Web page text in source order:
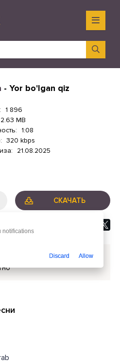
- Yor bo'lgan qiz
1 896
2.63 MB
1:08
320 kbps
21.08.2025
СКАЧАТЬ
Subhonova - Yor bo'lgan
notifications
Discard Allow